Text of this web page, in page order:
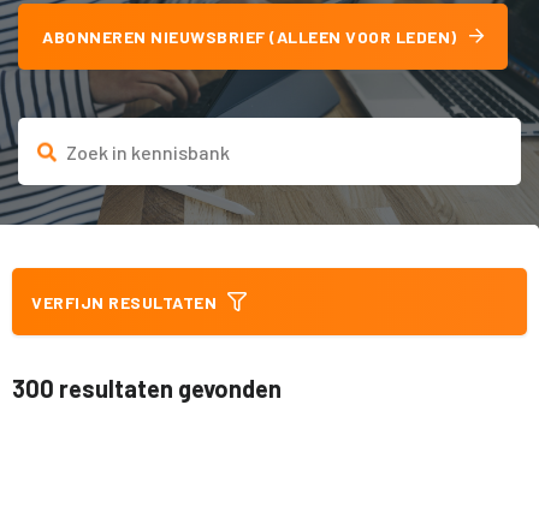
ABONNEREN NIEUWSBRIEF (ALLEEN VOOR LEDEN)
VERFIJN RESULTATEN
300 resultaten gevonden